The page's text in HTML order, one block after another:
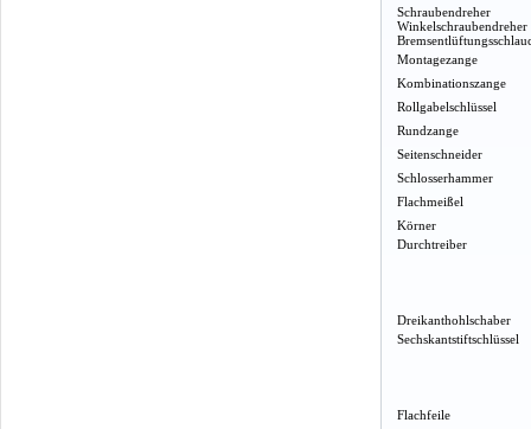
Schraubendreher
Winkelschraubendreher
Montagezange
Kombinationszange
Rollgabelschlüssel
Rundzange
Seitenschneider
Schlosserhammer
Flachmeißel
Körner
Durchtreiber
Dreikanthohlschaber
Sechskantstiftschlüssel
Flachfeile